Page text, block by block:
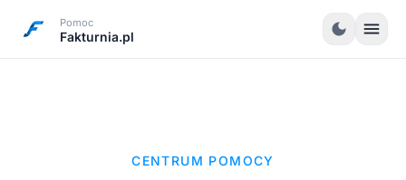
Pomoc
Fakturnia.pl dark_mode menu
CENTRUM POMOCY